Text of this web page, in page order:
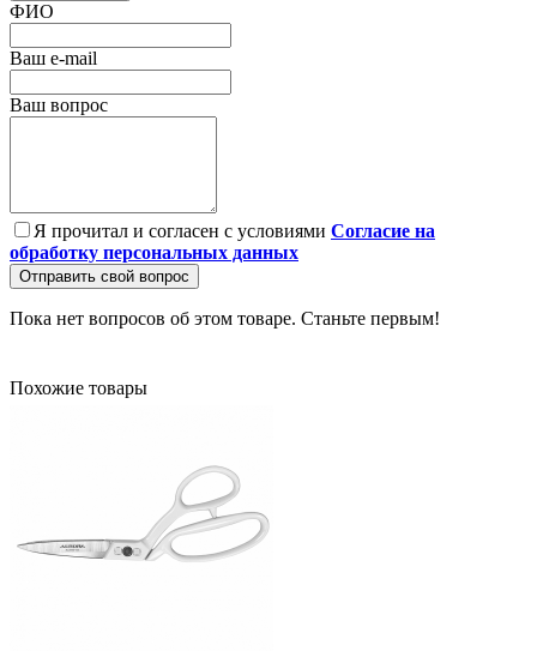
ФИО
Ваш e-mail
Ваш вопрос
Я прочитал и согласен с условиями Согласие на
обработку персональных данных
Отправить свой вопрос
Пока нет вопросов об этом товаре. Станьте первым!
Похожие товары